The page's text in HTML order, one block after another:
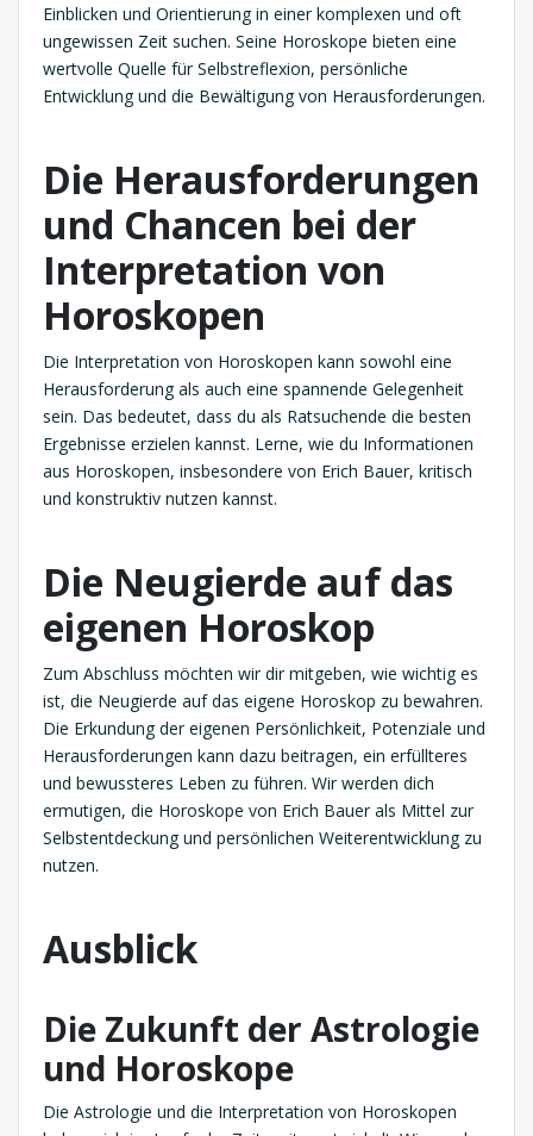
Einblicken und Orientierung in einer komplexen und oft
ungewissen Zeit suchen. Seine Horoskope bieten eine
wertvolle Quelle für Selbstreflexion, persönliche
Entwicklung und die Bewältigung von Herausforderungen.
Die Herausforderungen
und Chancen bei der
Interpretation von
Horoskopen
Die Interpretation von Horoskopen kann sowohl eine
Herausforderung als auch eine spannende Gelegenheit
sein. Das bedeutet, dass du als Ratsuchende die besten
Ergebnisse erzielen kannst. Lerne, wie du Informationen
aus Horoskopen, insbesondere von Erich Bauer, kritisch
und konstruktiv nutzen kannst.
Die Neugierde auf das
eigenen Horoskop
Zum Abschluss möchten wir dir mitgeben, wie wichtig es
ist, die Neugierde auf das eigene Horoskop zu bewahren.
Die Erkundung der eigenen Persönlichkeit, Potenziale und
Herausforderungen kann dazu beitragen, ein erfüllteres
und bewussteres Leben zu führen. Wir werden dich
ermutigen, die Horoskope von Erich Bauer als Mittel zur
Selbstentdeckung und persönlichen Weiterentwicklung zu
nutzen.
Ausblick
Die Zukunft der Astrologie
und Horoskope
Die Astrologie und die Interpretation von Horoskopen